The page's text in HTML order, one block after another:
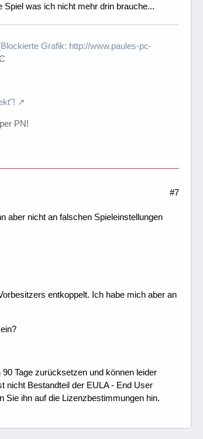
was ich nicht mehr drin brauche...
Grafik: http://www.paules-pc-
PN!
#7
aber nicht an falschen Spieleinstellungen
entkoppelt. Ich habe mich aber an
Tage zurücksetzen und können leider
nicht Bestandteil der EULA - End User
Sie ihn auf die Lizenzbestimmungen hin.